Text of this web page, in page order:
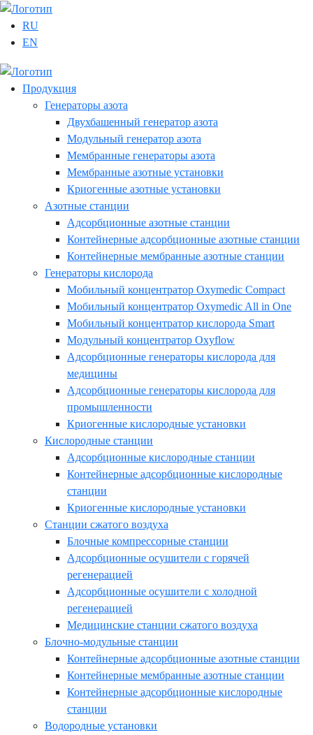
RU
EN
Продукция
Генераторы азота
Двухбашенный генератор азота
Модульный генератор азота
Мембранные генераторы азота
Мембранные азотные установки
Криогенные азотные установки
Азотные станции
Адсорбционные азотные станции
Контейнерные адсорбционные азотные станции
Контейнерные мембранные азотные станции
Генераторы кислорода
Мобильный концентратор Oxymedic Сompact
Мобильный концентратор Oxymedic All in One
Мобильный концентратор кислорода Smart
Модульный концентратор Oxyflow
Адсорбционные генераторы кислорода для
медицины
Адсорбционные генераторы кислорода для
промышленности
Криогенные кислородные установки
Кислородные станции
Адсорбционные кислородные станции
Контейнерные адсорбционные кислородные
станции
Криогенные кислородные установки
Станции сжатого воздуха
Блочные компрессорные станции
Адсорбционные осушители с горячей
регенерацией
Адсорбционные осушители с холодной
регенерацией
Медицинские станции сжатого воздуха
Блочно-модульные станции
Контейнерные адсорбционные азотные станции
Контейнерные мембранные азотные станции
Контейнерные адсорбционные кислородные
станции
Водородные установки